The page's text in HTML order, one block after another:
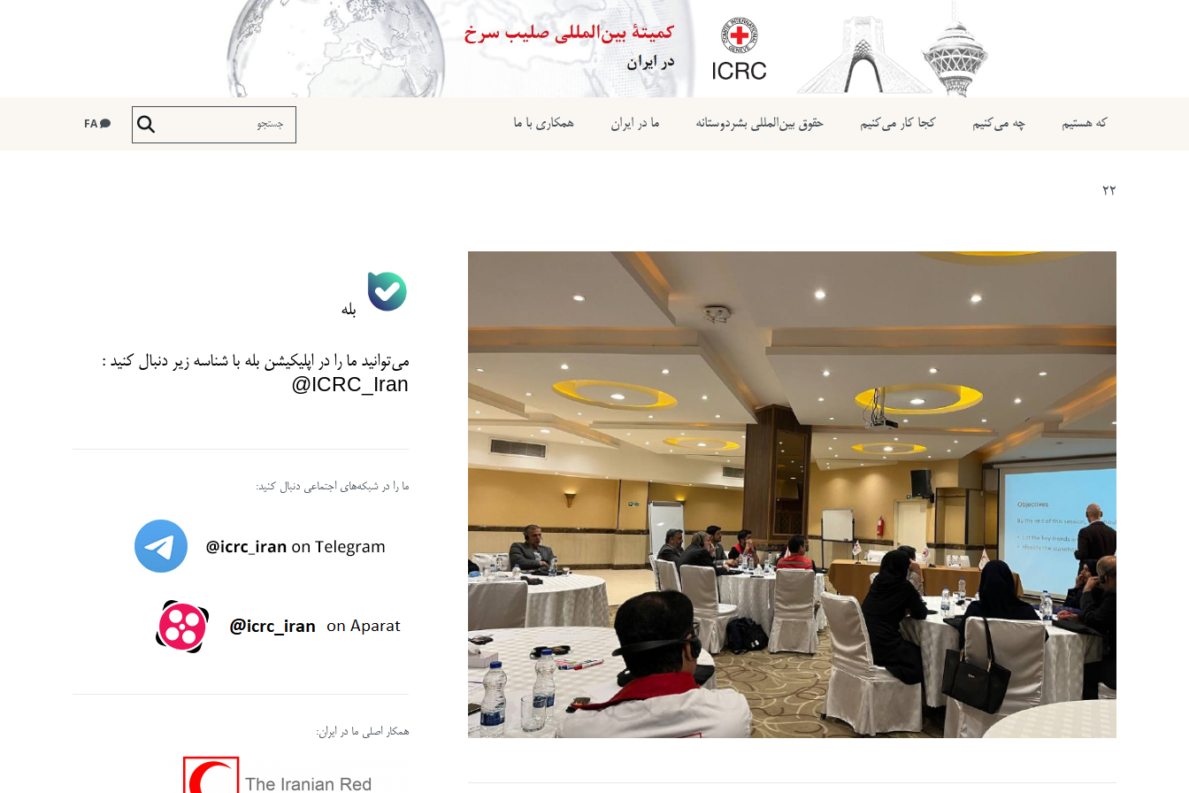
که هستیم چه می‌کنیم کجا کار می‌کنیم حقوق بین‌المللی بشردوستانه ما در ایران همکاری با ما
22
بله
می‌توانید ما را در اپلیکیشن بله با شناسه زیردنبال کنید :
ICRC_Iran@
ما را در شبکه‌های اجتماعی دنبال کنید:
همکار اصلی ما در ایران: